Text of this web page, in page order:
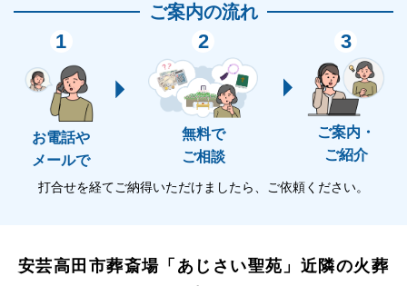
安芸高田市葬斎場「あじさい聖苑」の詳細情報
続いて、安芸高田市葬斎場「あじさい聖苑」の詳細情
報についてご紹介します。
以下で詳しく説明していくので、ご利用を希望されて
あじさい聖苑は、安芸高田市が運営する公営斎場で
ご案内の流れ
1
お電話や
メールで
2
無料で
ご相談
3
ご案内・
ご紹介
打合せを経てご納得いただけましたら、ご依頼ください。
安芸高田市葬斎場「あじさい聖苑」近隣の火葬